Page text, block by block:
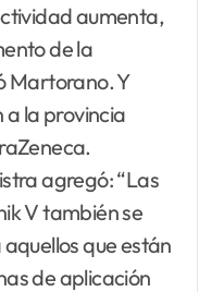
aumenta,
de la
Martorano. Y
a la provincia
agregó: “Las
V también se
que están
de aplicación